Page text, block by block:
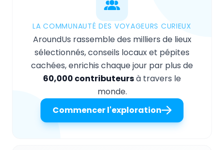
LA COMMUNAUTÉ DES VOYAGEURS CURIEUX
AroundUs rassemble des milliers de lieux
sélectionnés, conseils locaux et pépites
cachées, enrichis chaque jour par plus de
60,000 contributeursà travers le
monde.
Commencer l'exploration